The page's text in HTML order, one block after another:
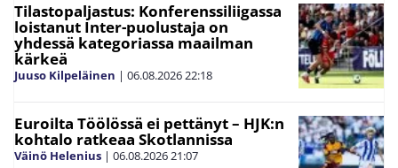
Tilastopaljastus: Konferenssiliigassa
loistanut Inter-puolustaja on
yhdessä kategoriassa maailman
kärkeä
Juuso Kilpeläinen | 06.08.202622:18
Euroilta Töölössä ei pettänyt – HJK:n
kohtalo ratkeaa Skotlannissa
Väinö Helenius | 06.08.202621:07